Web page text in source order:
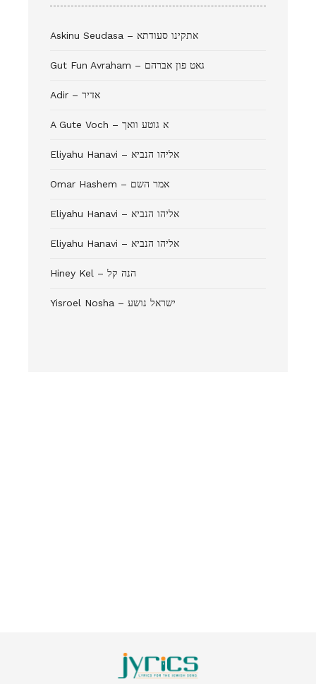
Askinu Seudasa – אתקינו סעודתא
Gut Fun Avraham – גאט פון אברהם
Adir – אדיר
A Gute Voch – א גוטע וואך
Eliyahu Hanavi – אליהו הנביא
Omar Hashem – אמר השם
Eliyahu Hanavi – אליהו הנביא
Eliyahu Hanavi – אליהו הנביא
Hiney Kel – הנה קל
Yisroel Nosha – ישראל נושע